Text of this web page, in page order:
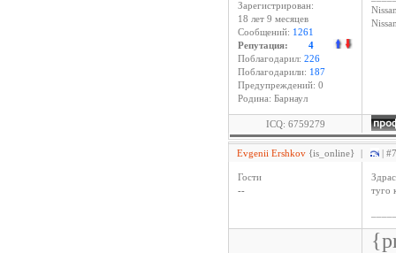
Зарегистрирован:
18 лет 9 месяцев
Сообщений: 1261
Репутация: 4
Поблагодарил: 226
Поблагодарили: 187
Предупреждений: 0
Родина: Барнаул
ICQ: 6759279
Evgenii Ershkov {is_online} | |
Гости
--
туго